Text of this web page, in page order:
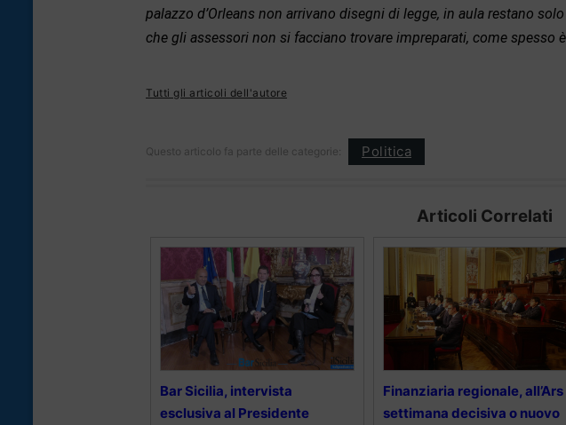
palazzo d’Orleans non arrivano disegni di legge, in aula restano
che gli assessori non si facciano trovare impreparati, come spesso è
Tutti gli articoli dell'autore
Questo articolo fa parte delle categorie: Politica
Articoli Correlati
Bar Sicilia, intervista
esclusiva al Presidente
Finanziaria regionale, all’Ars
settimana decisiva o nuovo